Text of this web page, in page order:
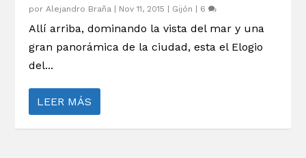
por Alejandro Braña | Nov 11, 2015 | Gijón | 6
Allí arriba, dominando la vista del mar y una
gran panorámica de la ciudad, esta el Elogio
del...
LEER MÁS